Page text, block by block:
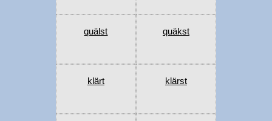
quälst quäkst
klärt klärst